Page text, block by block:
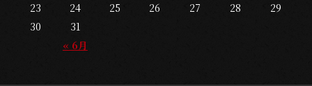
« 6月
23
24 25 26 27 28
29
30
31